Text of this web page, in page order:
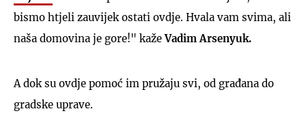
bismo htjeli zauvijek ostati ovdje. Hvala vam svima, ali
naša domovina je gore!" kažeVadim Arsenyuk.
A dok su ovdje pomoć im pružaju svi, od građana do
gradske uprave.